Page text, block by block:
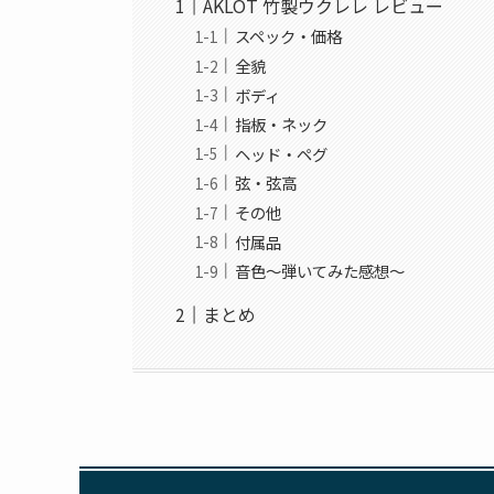
AKLOT 竹製ウクレレ レビュー
スペック・価格
全貌
ボディ
指板・ネック
ヘッド・ペグ
弦・弦高
その他
付属品
音色〜弾いてみた感想〜
まとめ